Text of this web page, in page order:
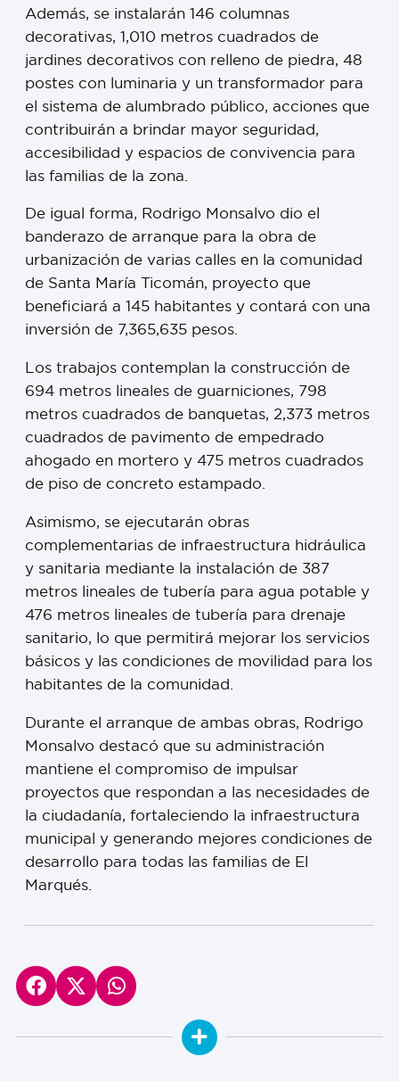
Además, se instalarán 146 columnas
decorativas, 1,010 metros cuadrados de
jardines decorativos con relleno de piedra, 48
postes con luminaria y un transformador para
el sistema de alumbrado público, acciones que
contribuirán a brindar mayor seguridad,
accesibilidad y espacios de convivencia para
las familias de la zona.
De igual forma, Rodrigo Monsalvo dio el
banderazo de arranque para la obra de
urbanización de varias calles en la comunidad
de Santa María Ticomán, proyecto que
beneficiará a 145 habitantes y contará con una
inversión de 7,365,635 pesos.
Los trabajos contemplan la construcción de
694 metros lineales de guarniciones, 798
metros cuadrados de banquetas, 2,373 metros
cuadrados de pavimento de empedrado
ahogado en mortero y 475 metros cuadrados
de piso de concreto estampado.
Asimismo, se ejecutarán obras
complementarias de infraestructura hidráulica
y sanitaria mediante la instalación de 387
metros lineales de tubería para agua potable y
476 metros lineales de tubería para drenaje
sanitario, lo que permitirá mejorar los servicios
básicos y las condiciones de movilidad para los
habitantes de la comunidad.
Durante el arranque de ambas obras, Rodrigo
Monsalvo destacó que su administración
mantiene el compromiso de impulsar
proyectos que respondan a las necesidades de
la ciudadanía, fortaleciendo la infraestructura
municipal y generando mejores condiciones de
desarrollo para todas las familias de El
Marqués.